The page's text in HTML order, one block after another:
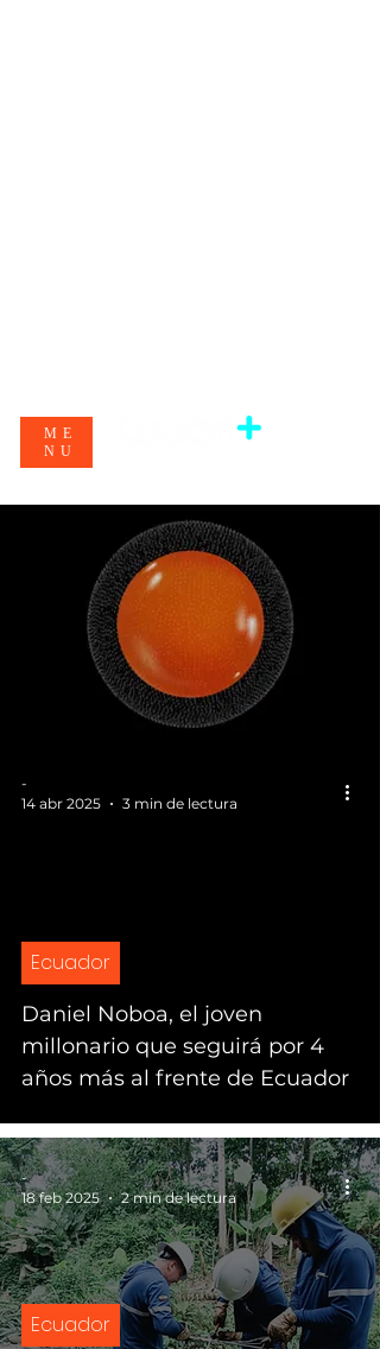
ME
NU
Daniel Noboa, el joven
millonario que seguirá por 4
años más al frente de Ecuador
Ecuador
-
14 abr 2025
3 min de lectura
Ecuador
-
18 feb 2025
2 min de lectura